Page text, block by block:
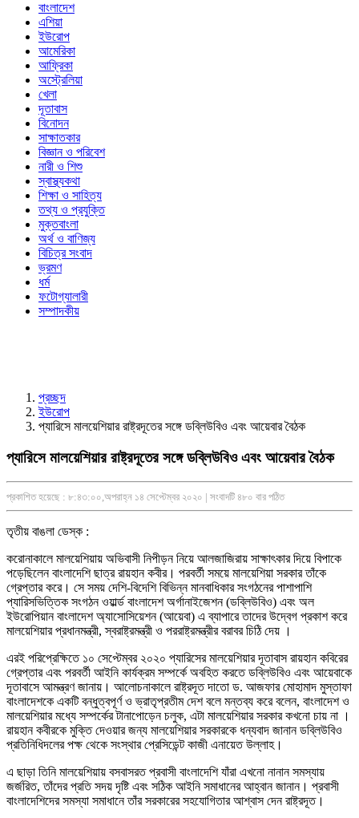
বাংলাদেশ
এশিয়া
ইউরোপ
আমেরিকা
আফ্রিকা
অস্ট্রেলিয়া
খেলা
দূতাবাস
বিনোদন
সাক্ষাতকার
বিজ্ঞান ও পরিবেশ
নারী ও শিশু
স্বাস্থ্যকথা
শিক্ষা ও সাহিত্য
তথ্য ও প্রযুক্তি
মুক্তবাংলা
অর্থ ও বাণিজ্য
বিচিত্র সংবাদ
ভ্রমণ
ধর্ম
ফটোগ্যালারী
সম্পাদকীয়
প্রচ্ছদ
ইউরোপ
প্যারিসে মালয়েশিয়ার রাষ্ট্রদূতের সঙ্গে ডব্লিউবিও এবং আয়েবার বৈঠক
প্যারিসে মালয়েশিয়ার রাষ্ট্রদূতের সঙ্গে ডব্লিউবিও এবং আয়েবার বৈঠক
প্রকাশিত হয়েছে : ৮:৪৩:০০,অপরাহ্ন ১৪ সেপ্টেম্বর ২০২০ | সংবাদটি ৪৮০ বার পঠিত
তৃতীয় বাঙলা ডেস্ক :
করোনাকালে মালয়েশিয়ায় অভিবাসী নিপীড়ন নিয়ে আলজাজিরায় সাক্ষাৎকার দিয়ে বিপাকে
পড়েছিলেন বাংলাদেশি ছাত্র রায়হান কবীর। পরবর্তী সময়ে মালয়েশিয়া সরকার তাঁকে
গ্রেপ্তার করে। সে সময় দেশি-বিদেশি বিভিন্ন মানবাধিকার সংগঠনের পাশাপাশি
প্যারিসভিত্তিক সংগঠন ওয়ার্ল্ড বাংলাদেশ অর্গানাইজেশন (ডব্লিউবিও) এবং অল
ইউরোপিয়ান বাংলাদেশ অ্যাসোসিয়েশন (আয়েবা) এ ব্যাপারে তাদের উদ্বেগ প্রকাশ করে
মালয়েশিয়ার প্রধানমন্ত্রী, স্বরাষ্ট্রমন্ত্রী ও পররাষ্ট্রমন্ত্রীর বরাবর চিঠি দেয় ।
এরই পরিপ্রেক্ষিতে ১০ সেপ্টেম্বর ২০২০ প্যারিসের মালয়েশিয়ার দূতাবাস রায়হান কবিরের
গ্রেপ্তার এবং পরবর্তী আইনি কার্যক্রম সম্পর্কে অবহিত করতে ডব্লিউবিও এবং আয়েবাকে
দূতাবাসে আমন্ত্রণ জানায়। আলোচনাকালে রাষ্ট্রদূত দাতো ড. আজফার মোহামাদ মুস্তাফা
বাংলাদেশকে একটি বন্ধুত্বপূর্ণ ও ভ্রাতৃপ্রতীম দেশ বলে মন্তব্য করে বলেন, বাংলাদেশ ও
মালয়েশিয়ার মধ্যে সম্পর্কের টানাপোড়েন চলুক, এটা মালয়েশিয়ার সরকার কখনো চায় না ।
রায়হান কবীরকে মুক্তি দেওয়ার জন্য মালয়েশিয়ার সরকারকে ধন্যবাদ জানান ডব্লিউবিও
প্রতিনিধিদলের পক্ষ থেকে সংস্থার প্রেসিডেন্ট কাজী এনায়েত উল্লাহ।
এ ছাড়া তিনি মালয়েশিয়ায় বসবাসরত প্রবাসী বাংলাদেশি যাঁরা এখনো নানান সমস্যায়
জর্জরিত, তাঁদের প্রতি সদয় দৃষ্টি এবং সঠিক আইনি সমাধানের আহ্বান জানান। প্রবাসী
বাংলাদেশিদের সমস্যা সমাধানে তাঁর সরকারের সহযোগিতার আশ্বাস দেন রাষ্ট্রদূত।